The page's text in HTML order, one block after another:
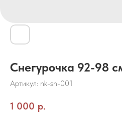
Снегурочка 92-98
Артикул: nk-sn-001
1 000 р.